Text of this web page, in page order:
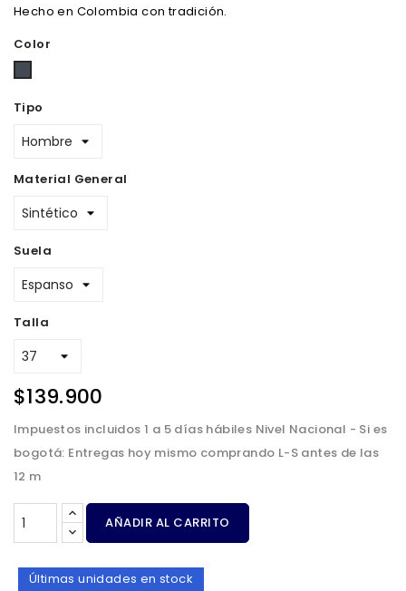
Hecho en Colombia con tradición.
Color
Negro
Tipo
Material General
Suela
Talla
$139.900
Impuestos incluidos 1 a 5 días hábiles Nivel Nacional - Si es
bogotá: Entregas hoy mismo comprando L-S antes de las
12 m
AÑADIR AL CARRITO
Últimas unidades en stock